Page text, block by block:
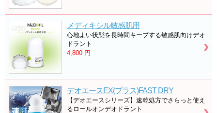
メディキシル敏感肌用
心地よい状態を長時間キープする敏感肌向けデオ
ドラント
4,800 円
デオエースEX(プラス)FAST DRY
【デオエースシリーズ】速乾処方でさらっと使え
るロールオンデオドラント